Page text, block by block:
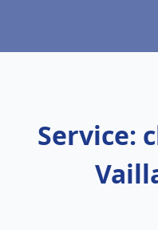
Service: